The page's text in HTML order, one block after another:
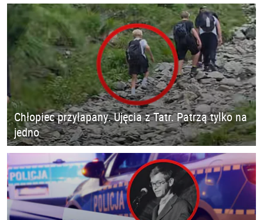
Chłopiec przyłapany. Ujęcia z Tatr. Patrzą tylko na
jedno